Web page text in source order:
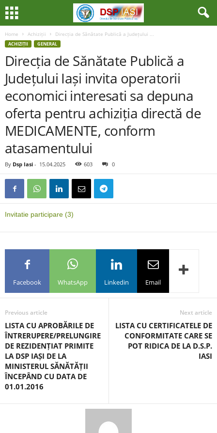
Home Achiziții Direcția de Sănătate Publică a Județului ...
ACHIZIȚII GENERAL
Direcția de Sănătate Publică a
Județului Iași invita operatorii
economici interesati sa depuna
oferta pentru achiziția directă de
MEDICAMENTE, conform
atasamentului
By Dsp Iasi - 15.04.2025 603 0
Invitatie participare (3)
Facebook WhatsApp Linkedin Email
Previous article
LISTA CU APROBĂRILE DE
ÎNTRERUPERE/PRELUNGIRE
DE REZIDENȚIAT PRIMITE
LA DSP IAȘI DE LA
MINISTERUL SĂNĂTĂȚII
ÎNCEPÂND CU DATA DE
01.01.2016
Next article
LISTA CU CERTIFICATELE DE
CONFORMITATE CARE SE
POT RIDICA DE LA D.S.P.
IASI